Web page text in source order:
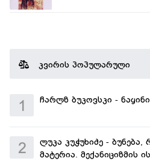
კვირის პოპულარული
1 ჩარლზ
2
ლუკა კუჭუხიძე - ბუნება, როგორც
მატერია. მექანიციზმის